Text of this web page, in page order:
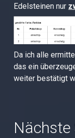
Edelsteinen nur
Da ich alle
das ein
weiter bestätigt